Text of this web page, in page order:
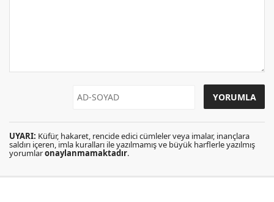
UYARI: Küfür, hakaret, rencide edici cümleler veya imalar, inançlara
saldırı içeren, imla kuralları ile yazılmamış ve büyük harflerle yazılmış
yorumlaronaylanmamaktadır.